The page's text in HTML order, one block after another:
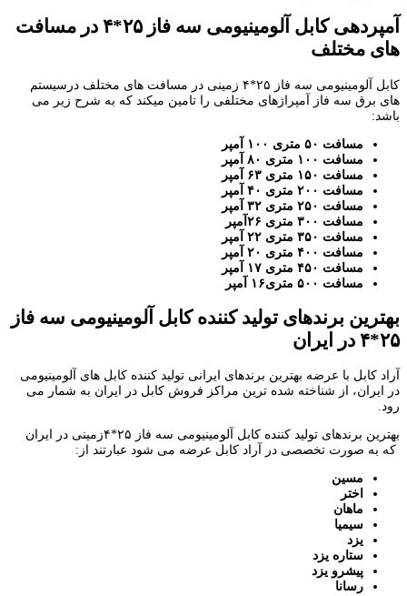
آمپردهی کابل آلومینیومی سه فاز ۲۵*۴ در مسافت
های مختلف
کابل آلومینیومی سه فاز ۲۵*۴ زمینی در مسافت های مختلف درسیستم
های برق سه فاز آمپراژهای مختلفی را تامین میکند که به شرح زیر می
باشد:
مسافت ۵۰ متری ۱۰۰ آمپر
مسافت ۱۰۰ متری ۸۰ آمپر
مسافت ۱۵۰ متری ۶۳ آمپر
مسافت ۲۰۰ متری ۴۰ آمپر
مسافت ۲۵۰ متری ۳۲ آمپر
مسافت ۳۰۰ متری ۲۶آمپر
مسافت ۳۵۰ متری ۲۲ آمپر
مسافت ۴۰۰ متری ۲۰ آمپر
مسافت ۴۵۰ متری ۱۷ آمپر
مسافت ۵۰۰ متری۱۶ آمپر
بهترین برندهای تولید کننده کابل آلومینیومی سه فاز
۲۵*۴ در ایران
آراد کابل با عرضه بهترین برندهای ایرانی تولید کننده کابل های آلومینیومی
در ایران، از شناخته شده ترین مراکز فروش کابل در ایران به شمار می
رود.
بهترین برندهای تولید کننده کابل آلومینیومی سه فاز ۲۵*۴زمینی در ایران
که به صورت تخصصی در آراد کابل عرضه می شود عبارتند از:
مسین
اختر
ماهان
سیمیا
یزد
ستاره یزد
پیشرو یزد
رسانا